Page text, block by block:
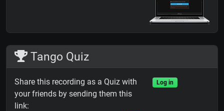
Tango Quiz
Share this recording as a Quiz with
your friends by sending them this
link:
Log in